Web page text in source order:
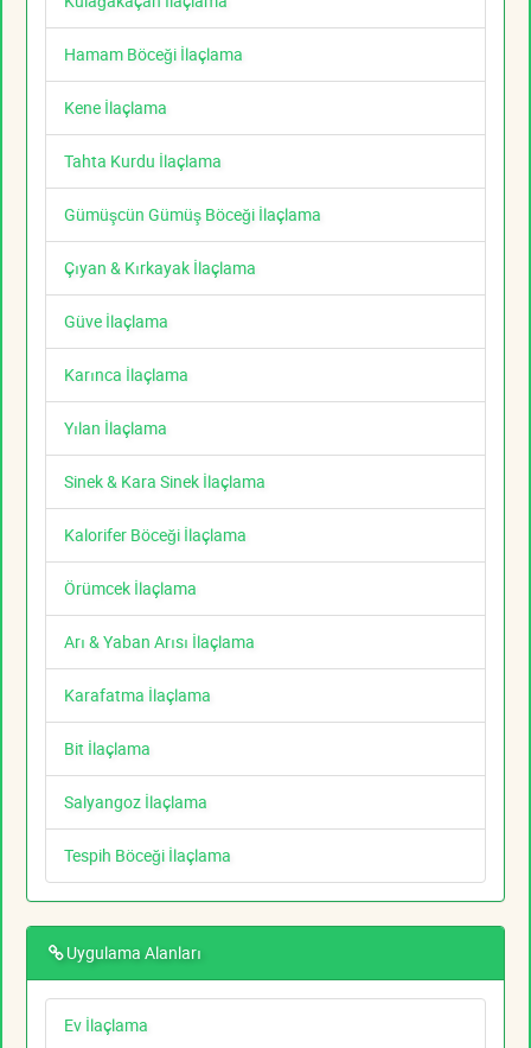
Hamam Böceği İlaçlama
Kene İlaçlama
Tahta Kurdu İlaçlama
Gümüşcün Gümüş Böceği İlaçlama
Çıyan & Kırkayak İlaçlama
Güve İlaçlama
Karınca İlaçlama
Yılan İlaçlama
Sinek & Kara Sinek İlaçlama
Kalorifer Böceği İlaçlama
Örümcek İlaçlama
Arı & Yaban Arısı İlaçlama
Karafatma İlaçlama
Bit İlaçlama
Salyangoz İlaçlama
Tespih Böceği İlaçlama
Uygulama Alanları
Ev İlaçlama